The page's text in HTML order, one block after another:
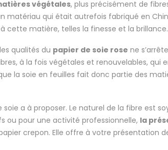
végétales, plus précisément de
matériau qui était autrefois fabriqué en
cette matière, telles la finesse et la brillance.
qualités du papier de soie rose ne
à la fois végétales et renouvelables, qui
la soie en feuilles fait donc partie des
a à proposer. Le naturel de la fibre est
ou pour une activité professionnelle, la
crepon. Elle offre à votre présentation